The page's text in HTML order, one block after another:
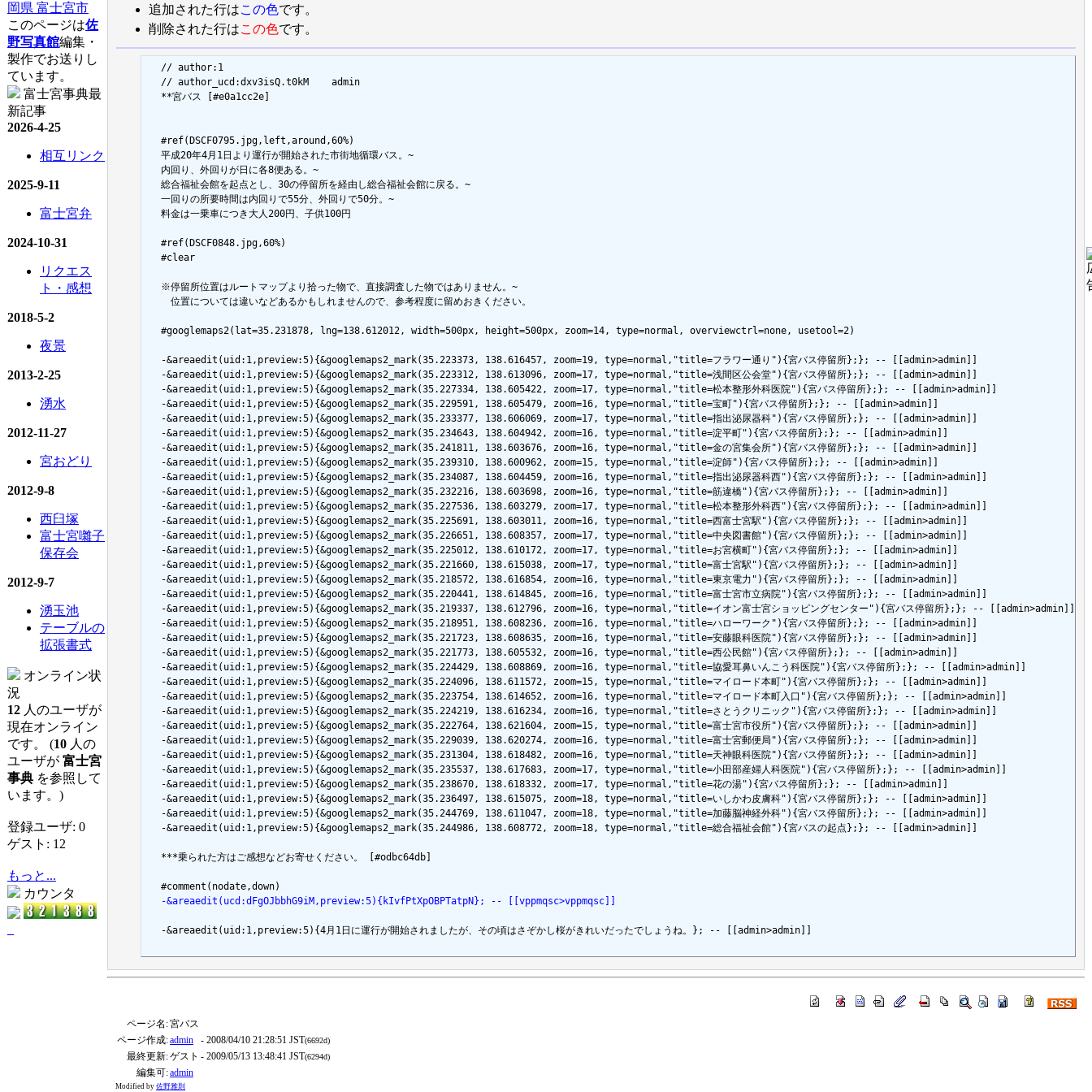
このページは佐
野写真館編集・
製作でお送りし
ています。
富士宮事典最
新記事
2026-4-25
相互リンク
2025-9-11
富士宮弁
2024-10-31
リクエス
ト・感想
2018-5-2
夜景
2013-2-25
湧水
2012-11-27
宮おどり
2012-9-8
西臼塚
富士宮囃子
保存会
2012-9-7
湧玉池
テーブルの
拡張書式
オンライン状
況
12 人のユーザが
現在オンライン
です。 (10 人の
ユーザが 富士宮
事典 を参照して
います。)
登録ユーザ: 0
ゲスト: 12
もっと...
カウンタ
追加された行はこの色です。
削除された行はこの色です。
  // author:1
  // author_ucd:dxv3isQ.t0kM	admin
  **宮バス [#e0a1cc2e]
  #ref(DSCF0795.jpg,left,around,60%)
  平成20年4月1日より運行が開始された市街地循環バス。~
  内回り、外回りが日に各8便ある。~
  総合福祉会館を起点とし、30の停留所を経由し総合福祉会館に戻る。~
  一回りの所要時間は内回りで55分、外回りで50分。~
  料金は一乗車につき大人200円、子供100円
  #ref(DSCF0848.jpg,60%)
  #clear
  ※停留所位置はルートマップより拾った物で、直接調査した物ではありません。~
  　位置については違いなどあるかもしれませんので、参考程度に留めおきください。
  #googlemaps2(lat=35.231878, lng=138.612012, width=500px, height=500px, zoom=14, type=normal, overviewctrl=none, usetool=2)
  -&areaedit(uid:1,preview:5){&googlemaps2_mark(35.223373, 138.616457, zoom=19, type=normal,"title=フラワー通り"){宮バス停留所};}; -- [[admin>admin]]
  -&areaedit(uid:1,preview:5){&googlemaps2_mark(35.223312, 138.613096, zoom=17, type=normal,"title=浅間区公会堂"){宮バス停留所};}; -- [[admin>admin]]
  -&areaedit(uid:1,preview:5){&googlemaps2_mark(35.227334, 138.605422, zoom=17, type=normal,"title=松本整形外科医院"){宮バス停留所};}; -- [[admin>admin]]
  -&areaedit(uid:1,preview:5){&googlemaps2_mark(35.229591, 138.605479, zoom=16, type=normal,"title=宝町"){宮バス停留所};}; -- [[admin>admin]]
  -&areaedit(uid:1,preview:5){&googlemaps2_mark(35.233377, 138.606069, zoom=17, type=normal,"title=指出泌尿器科"){宮バス停留所};}; -- [[admin>admin]]
  -&areaedit(uid:1,preview:5){&googlemaps2_mark(35.234643, 138.604942, zoom=16, type=normal,"title=淀平町"){宮バス停留所};}; -- [[admin>admin]]
  -&areaedit(uid:1,preview:5){&googlemaps2_mark(35.241811, 138.603676, zoom=16, type=normal,"title=金の宮集会所"){宮バス停留所};}; -- [[admin>admin]]
  -&areaedit(uid:1,preview:5){&googlemaps2_mark(35.239310, 138.600962, zoom=15, type=normal,"title=淀師"){宮バス停留所};}; -- [[admin>admin]]
  -&areaedit(uid:1,preview:5){&googlemaps2_mark(35.234087, 138.604459, zoom=16, type=normal,"title=指出泌尿器科西"){宮バス停留所};}; -- [[admin>admin]]
  -&areaedit(uid:1,preview:5){&googlemaps2_mark(35.232216, 138.603698, zoom=16, type=normal,"title=筋違橋"){宮バス停留所};}; -- [[admin>admin]]
  -&areaedit(uid:1,preview:5){&googlemaps2_mark(35.227536, 138.603279, zoom=17, type=normal,"title=松本整形外科西"){宮バス停留所};}; -- [[admin>admin]]
  -&areaedit(uid:1,preview:5){&googlemaps2_mark(35.225691, 138.603011, zoom=16, type=normal,"title=西富士宮駅"){宮バス停留所};}; -- [[admin>admin]]
  -&areaedit(uid:1,preview:5){&googlemaps2_mark(35.226651, 138.608357, zoom=17, type=normal,"title=中央図書館"){宮バス停留所};}; -- [[admin>admin]]
  -&areaedit(uid:1,preview:5){&googlemaps2_mark(35.225012, 138.610172, zoom=17, type=normal,"title=お宮横町"){宮バス停留所};}; -- [[admin>admin]]
  -&areaedit(uid:1,preview:5){&googlemaps2_mark(35.221660, 138.615038, zoom=17, type=normal,"title=富士宮駅"){宮バス停留所};}; -- [[admin>admin]]
  -&areaedit(uid:1,preview:5){&googlemaps2_mark(35.218572, 138.616854, zoom=16, type=normal,"title=東京電力"){宮バス停留所};}; -- [[admin>admin]]
  -&areaedit(uid:1,preview:5){&googlemaps2_mark(35.220441, 138.614845, zoom=16, type=normal,"title=富士宮市立病院"){宮バス停留所};}; -- [[admin>admin]]
  -&areaedit(uid:1,preview:5){&googlemaps2_mark(35.219337, 138.612796, zoom=16, type=normal,"title=イオン富士宮ショッピングセンター"){宮バス停留所};}; -- [[admin>admin]]
  -&areaedit(uid:1,preview:5){&googlemaps2_mark(35.218951, 138.608236, zoom=16, type=normal,"title=ハローワーク"){宮バス停留所};}; -- [[admin>admin]]
  -&areaedit(uid:1,preview:5){&googlemaps2_mark(35.221723, 138.608635, zoom=16, type=normal,"title=安藤眼科医院"){宮バス停留所};}; -- [[admin>admin]]
  -&areaedit(uid:1,preview:5){&googlemaps2_mark(35.221773, 138.605532, zoom=16, type=normal,"title=西公民館"){宮バス停留所};}; -- [[admin>admin]]
  -&areaedit(uid:1,preview:5){&googlemaps2_mark(35.224429, 138.608869, zoom=16, type=normal,"title=協愛耳鼻いんこう科医院"){宮バス停留所};}; -- [[admin>admin]]
  -&areaedit(uid:1,preview:5){&googlemaps2_mark(35.224096, 138.611572, zoom=15, type=normal,"title=マイロード本町"){宮バス停留所};}; -- [[admin>admin]]
  -&areaedit(uid:1,preview:5){&googlemaps2_mark(35.223754, 138.614652, zoom=16, type=normal,"title=マイロード本町入口"){宮バス停留所};}; -- [[admin>admin]]
  -&areaedit(uid:1,preview:5){&googlemaps2_mark(35.224219, 138.616234, zoom=16, type=normal,"title=さとうクリニック"){宮バス停留所};}; -- [[admin>admin]]
  -&areaedit(uid:1,preview:5){&googlemaps2_mark(35.222764, 138.621604, zoom=15, type=normal,"title=富士宮市役所"){宮バス停留所};}; -- [[admin>admin]]
  -&areaedit(uid:1,preview:5){&googlemaps2_mark(35.229039, 138.620274, zoom=16, type=normal,"title=富士宮郵便局"){宮バス停留所};}; -- [[admin>admin]]
  -&areaedit(uid:1,preview:5){&googlemaps2_mark(35.231304, 138.618482, zoom=16, type=normal,"title=天神眼科医院"){宮バス停留所};}; -- [[admin>admin]]
  -&areaedit(uid:1,preview:5){&googlemaps2_mark(35.235537, 138.617683, zoom=17, type=normal,"title=小田部産婦人科医院"){宮バス停留所};}; -- [[admin>admin]]
  -&areaedit(uid:1,preview:5){&googlemaps2_mark(35.238670, 138.618332, zoom=17, type=normal,"title=花の湯"){宮バス停留所};}; -- [[admin>admin]]
  -&areaedit(uid:1,preview:5){&googlemaps2_mark(35.236497, 138.615075, zoom=18, type=normal,"title=いしかわ皮膚科"){宮バス停留所};}; -- [[admin>admin]]
  -&areaedit(uid:1,preview:5){&googlemaps2_mark(35.244769, 138.611047, zoom=18, type=normal,"title=加藤脳神経外科"){宮バス停留所};}; -- [[admin>admin]]
  -&areaedit(uid:1,preview:5){&googlemaps2_mark(35.244986, 138.608772, zoom=18, type=normal,"title=総合福祉会館"){宮バスの起点};}; -- [[admin>admin]]
  ***乗られた方はご感想などお寄せください。 [#odbc64db]
  -&areaedit(ucd:dFgOJbbhG9iM,preview:5){kIvfPtXpOBPTatpN}; -- [[vppmqsc>vppmqsc]]
  -&areaedit(uid:1,preview:5){4月1日に運行が開始されましたが、その頃はさぞかし桜がきれいだったでしょうね。}; -- [[admin>admin]]
ページ名:宮バス
ページ作成:admin - 2008/04/10 21:28:51 JST(6692d)
最終更新:ゲスト - 2009/05/13 13:48:41 JST(6294d)
編集可:admin
Modified by 佐野雅則